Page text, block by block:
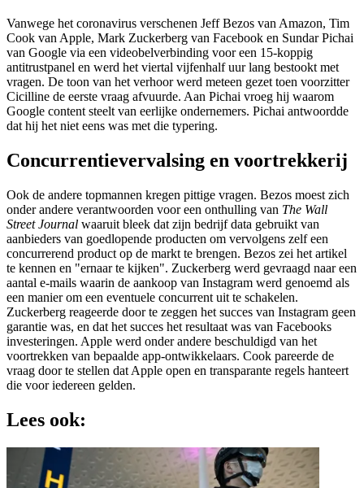
Vanwege het coronavirus verschenen Jeff Bezos van Amazon, Tim
Cook van Apple, Mark Zuckerberg van Facebook en Sundar Pichai
van Google via een videobelverbinding voor een 15-koppig
antitrustpanel en werd het viertal vijfenhalf uur lang bestookt met
vragen. De toon van het verhoor werd meteen gezet toen voorzitter
Cicilline de eerste vraag afvuurde. Aan Pichai vroeg hij waarom
Google content steelt van eerlijke ondernemers. Pichai antwoordde
dat hij het niet eens was met die typering.
Concurrentievervalsing en voortrekkerij
Ook de andere topmannen kregen pittige vragen. Bezos moest zich
onder andere verantwoorden voor een onthulling van The Wall
Street Journal waaruit bleek dat zijn bedrijf data gebruikt van
aanbieders van goedlopende producten om vervolgens zelf een
concurrerend product op de markt te brengen. Bezos zei het artikel
te kennen en "ernaar te kijken". Zuckerberg werd gevraagd naar een
aantal e-mails waarin de aankoop van Instagram werd genoemd als
een manier om een eventuele concurrent uit te schakelen.
Zuckerberg reageerde door te zeggen het succes van Instagram geen
garantie was, en dat het succes het resultaat was van Facebooks
investeringen. Apple werd onder andere beschuldigd van het
voortrekken van bepaalde app-ontwikkelaars. Cook pareerde de
vraag door te stellen dat Apple open en transparante regels hanteert
die voor iedereen gelden.
Lees ook: